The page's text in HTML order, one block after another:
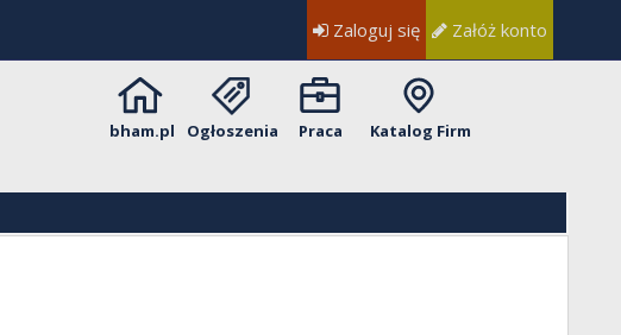
Zaloguj się Załóż konto
bham.pl Ogłoszenia Praca Katalog Firm